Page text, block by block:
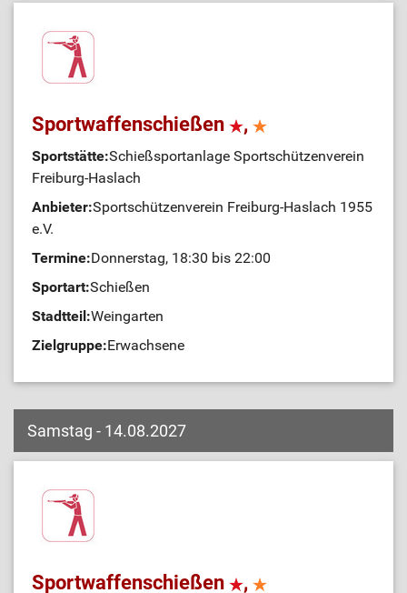
Sportwaffenschießen ,
Sportstätte:Schießsportanlage Sportschützenverein
Freiburg-Haslach
Anbieter:Sportschützenverein Freiburg-Haslach 1955
e.V.
Termine:Donnerstag, 18:30 bis 22:00
Sportart:Schießen
Stadtteil:Weingarten
Zielgruppe:Erwachsene
Samstag - 14.08.2027
Sportwaffenschießen ,